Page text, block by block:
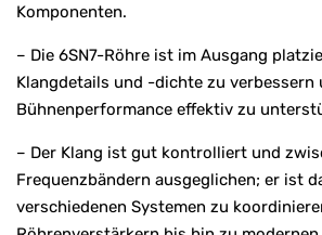
Komponenten.
– Die 6SN7-Röhre ist im Ausgang
Klangdetails und -dichte zu verbessern
Bühnenperformance effektiv zu
– Der Klang ist gut kontrolliert und
Frequenzbändern ausgeglichen; er ist
verschiedenen Systemen zu